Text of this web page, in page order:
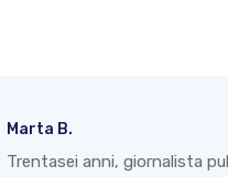
Marta B.
Trentasei anni, giornalista